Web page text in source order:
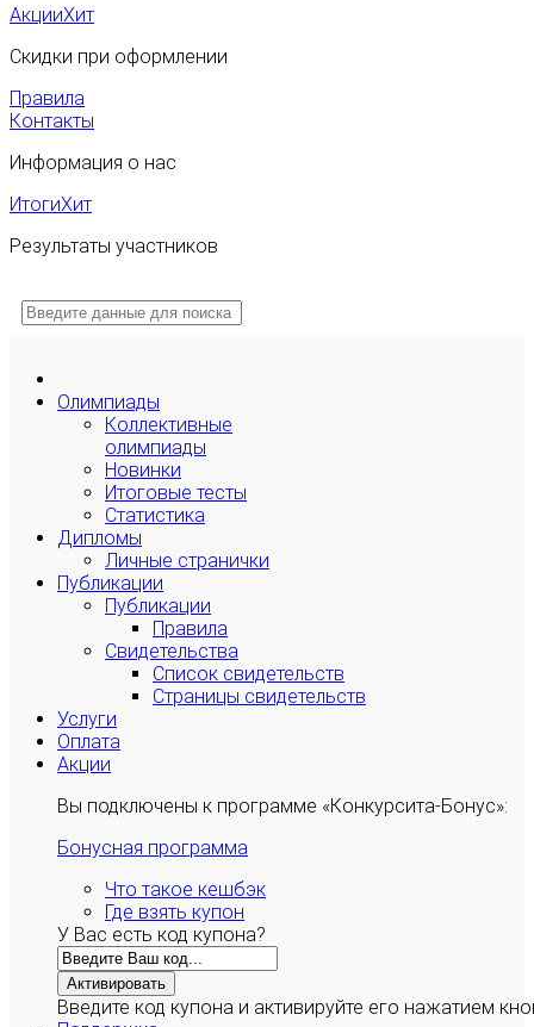
АкцииХит
Скидки при оформлении
Правила
Контакты
Информация о нас
ИтогиХит
Результаты участников
Олимпиады
Коллективные
олимпиады
Новинки
Итоговые тесты
Статистика
Дипломы
Личные странички
Публикации
Публикации
Правила
Свидетельства
Список свидетельств
Страницы свидетельств
Услуги
Оплата
Акции
Вы подключены к программе «Конкурсита-Бонус»:
Бонусная программа
Что такое кешбэк
Где взять купон
У Вас есть код купона?
Активировать
Введите код купона и активируйте его нажатием